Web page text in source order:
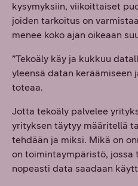
kysymyksiin, viikoittaiset
joiden tarkoitus on
menee koko ajan oikeaan
”Tekoäly käy ja kukkuu
yleensä datan keräämiseen
toteaa.
Jotta tekoäly palvelee
yrityksen täytyy määritellä
tehdään ja miksi. Mikä on
on toimintaympäristö, jossa
nopeasti data saadaan